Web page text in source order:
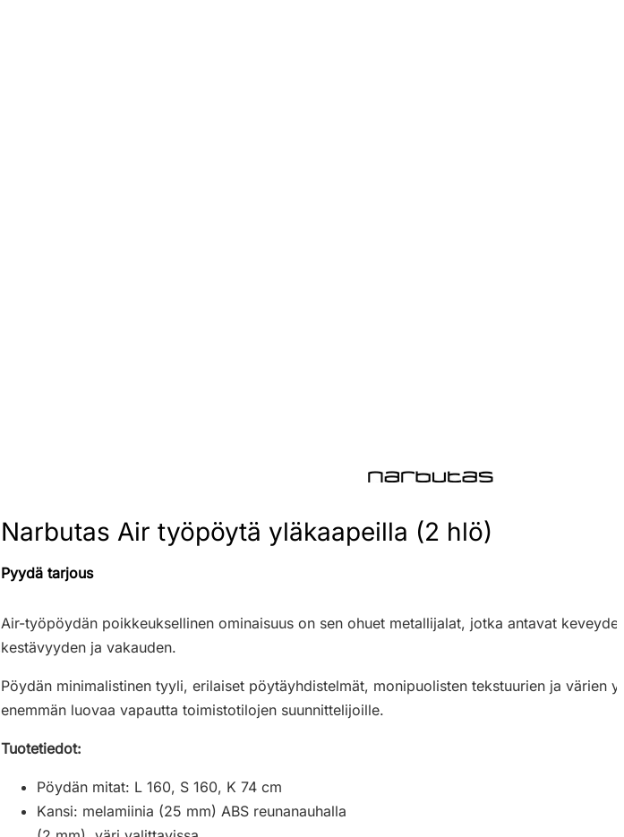
Narbutas Air työpöytä yläkaapeilla (2 hlö)
Pyydä tarjous
Air-työpöydän poikkeuksellinen ominaisuus on sen ohuet metallijalat, jotka antavat
kestävyyden ja vakauden.
Pöydän minimalistinen tyyli, erilaiset pöytäyhdistelmät, monipuolisten tekstuurien ja värien
enemmän luovaa vapautta toimistotilojen suunnittelijoille.
Tuotetiedot:
Pöydän mitat: L 160, S 160, K 74 cm
Kansi: melamiinia (25 mm) ABS reunanauhalla